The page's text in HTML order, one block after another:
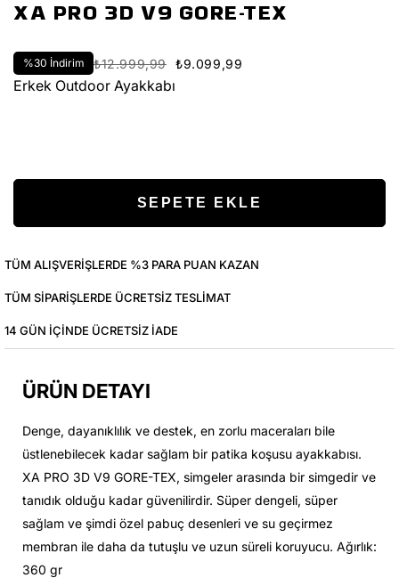
XA PRO 3D V9 GORE-TEX
%30 İndirim ₺12.999,99 ₺9.099,99
Erkek Outdoor Ayakkabı
TÜM ALIŞVERIŞLERDE %3 PARA PUAN KAZAN
TÜM SIPARIŞLERDE ÜCRETSIZ TESLIMAT
14 GÜN IÇINDE ÜCRETSIZ IADE
ÜRÜN DETAYI
Denge, dayanıklılık ve destek, en zorlu maceraları bile
üstlenebilecek kadar sağlam bir patika koşusu ayakkabısı.
XA PRO 3D V9 GORE-TEX, simgeler arasında bir simgedir ve
tanıdık olduğu kadar güvenilirdir. Süper dengeli, süper
sağlam ve şimdi özel pabuç desenleri ve su geçirmez
membran ile daha da tutuşlu ve uzun süreli koruyucu. Ağırlık:
360 gr